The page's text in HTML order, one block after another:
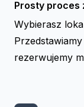
Prosty proces
Wybierasz
rezerwujemy